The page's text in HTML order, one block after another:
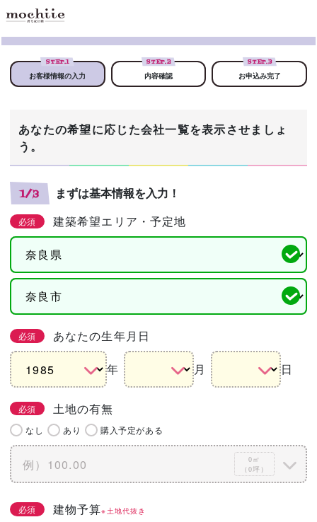
STEP.1
お客様情報の入力
STEP.2
内容確認
STEP.3
お申込み完了
あなたの希望に応じた会社一覧を表示させましょ
う。
1/3 まずは基本情報を入力！
必須 建築希望エリア・予定地
必須 あなたの生年月日
年 月 日
必須 土地の有無
なし あり 購入予定がある
0㎡
（0坪）
必須 建物予算※土地代抜き